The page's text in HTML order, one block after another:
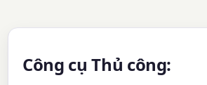
Công cụ Thủ công: